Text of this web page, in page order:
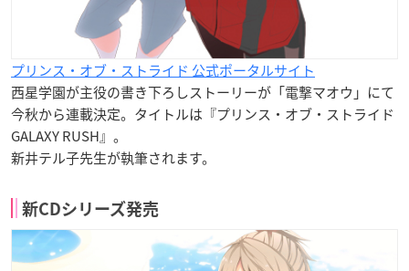
プリンス・オブ・ストライド 公式ポータルサイト
西星学園が主役の書き下ろしストーリーが「電撃マオウ」にて
今秋から連載決定。タイトルは『プリンス・オブ・ストライド
GALAXY RUSH』。
新井テル子先生が執筆されます。
新CDシリーズ発売